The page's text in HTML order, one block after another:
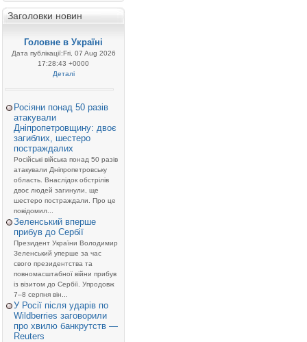
Заголовки новин
Головне в Україні
Дата публікації:Fri, 07 Aug 2026
17:28:43 +0000
Деталі
Росіяни понад 50 разів
атакували
Дніпропетровщину: двоє
загиблих, шестеро
постраждалих
Російські війська понад 50 разів
атакували Дніпропетровську
область. Внаслідок обстрілів
двоє людей загинули, ще
шестеро постраждали. Про це
повідомил...
Зеленський вперше
прибув до Сербії
Президент України Володимир
Зеленський уперше за час
свого президентства та
повномасштабної війни прибув
із візитом до Сербії. Упродовж
7–8 серпня він...
У Росії після ударів по
Wildberries заговорили
про хвилю банкрутств —
Reuters